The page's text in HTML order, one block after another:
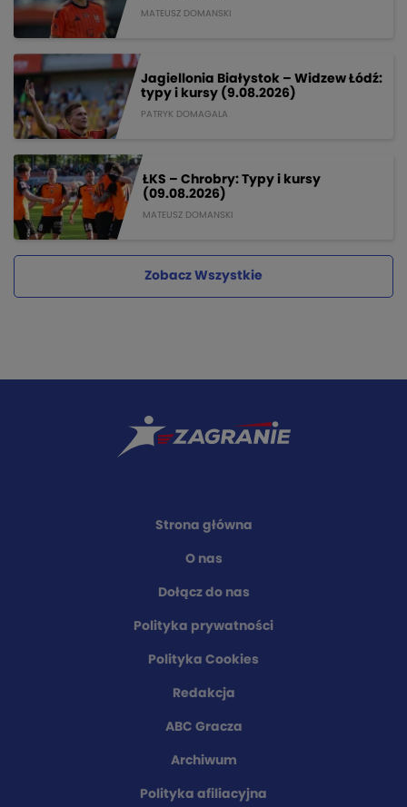
MATEUSZ DOMANSKI
Jagiellonia Białystok – Widzew Łódź:
typy i kursy (9.08.2026)
PATRYK DOMAGALA
ŁKS – Chrobry: Typy i kursy
(09.08.2026)
MATEUSZ DOMANSKI
Zobacz Wszystkie
Strona główna
O nas
Dołącz do nas
Polityka prywatności
Polityka Cookies
Redakcja
ABC Gracza
Archiwum
Polityka afiliacyjna